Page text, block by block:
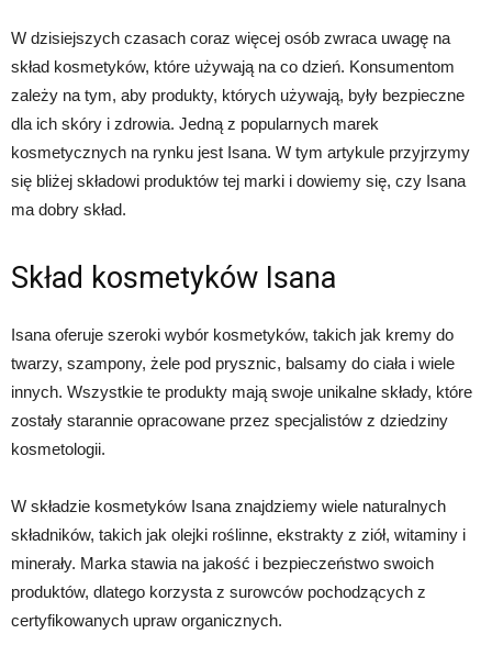
W dzisiejszych czasach coraz więcej osób zwraca uwagę na
skład kosmetyków, które używają na co dzień. Konsumentom
zależy na tym, aby produkty, których używają, były bezpieczne
dla ich skóry i zdrowia. Jedną z popularnych marek
kosmetycznych na rynku jest Isana. W tym artykule przyjrzymy
się bliżej składowi produktów tej marki i dowiemy się, czy Isana
ma dobry skład.
Skład kosmetyków Isana
Isana oferuje szeroki wybór kosmetyków, takich jak kremy do
twarzy, szampony, żele pod prysznic, balsamy do ciała i wiele
innych. Wszystkie te produkty mają swoje unikalne składy, które
zostały starannie opracowane przez specjalistów z dziedziny
kosmetologii.
W składzie kosmetyków Isana znajdziemy wiele naturalnych
składników, takich jak olejki roślinne, ekstrakty z ziół, witaminy i
minerały. Marka stawia na jakość i bezpieczeństwo swoich
produktów, dlatego korzysta z surowców pochodzących z
certyfikowanych upraw organicznych.